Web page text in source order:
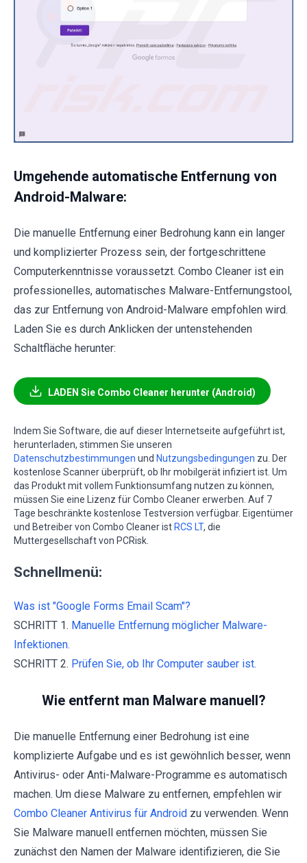
Umgehende automatische Entfernung von
Android-Malware:
Die manuelle Entfernung einer Bedrohung kann ein langer
und komplizierter Prozess sein, der fortgeschrittene
Computerkenntnisse voraussetzt. Combo Cleaner ist ein
professionelles, automatisches Malware-Entfernungstool,
das zur Entfernung von Android-Malware empfohlen wird.
Laden Sie es durch Anklicken der untenstehenden
Schaltfläche herunter:
LADEN Sie Combo Cleaner herunter (Android)
Indem Sie Software, die auf dieser Internetseite aufgeführt ist,
herunterladen, stimmen Sie unseren
Datenschutzbestimmungen und Nutzungsbedingungen zu. Der
kostenlose Scanner überprüft, ob Ihr mobilgerät infiziert ist. Um
das Produkt mit vollem Funktionsumfang nutzen zu können,
müssen Sie eine Lizenz für Combo Cleaner erwerben. Auf 7
Tage beschränkte kostenlose Testversion verfügbar. Eigentümer
und Betreiber von Combo Cleaner ist RCS LT, die
Muttergesellschaft von PCRisk.
Schnellmenü:
Was ist "Google Forms Email Scam"?
SCHRITT 1. Manuelle Entfernung möglicher Malware-
Infektionen.
SCHRITT 2. Prüfen Sie, ob Ihr Computer sauber ist.
Wie entfernt man Malware manuell?
Die manuelle Entfernung einer Bedrohung ist eine
komplizierte Aufgabe und es ist gewöhnlich besser, wenn
Antivirus- oder Anti-Malware-Programme es automatisch
machen. Um diese Malware zu entfernen, empfehlen wir
Combo Cleaner Antivirus für Android zu verwenden. Wenn
Sie Malware manuell entfernen möchten, müssen Sie
zunächst den Namen der Malware identifizieren, die Sie